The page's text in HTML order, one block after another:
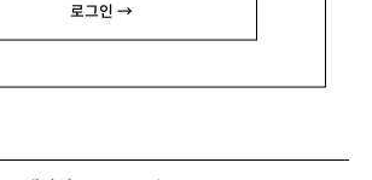
로그인 →